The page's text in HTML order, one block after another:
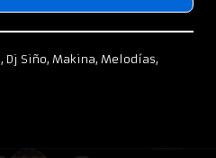
, Dj Siño,Makina,Melodías,